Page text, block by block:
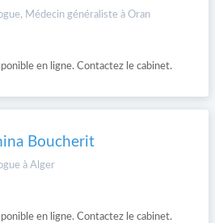
Médecin généraliste à Oran
en ligne. Contactez le cabinet.
Boucherit
à Alger
en ligne. Contactez le cabinet.